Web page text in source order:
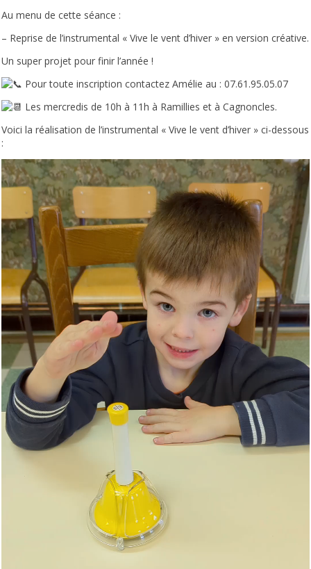
Au menu de cette séance :
– Reprise de l’instrumental « Vive le vent d’hiver » en version créative.
Un super projet pour finir l’année !
Pour toute inscription contactez Amélie au : 07.61.95.05.07
Les mercredis de 10h à 11h à Ramillies et à Cagnoncles.
Voici la réalisation de l’instrumental « Vive le vent d’hiver » ci-dessous
: